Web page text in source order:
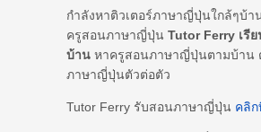
กำลังหาติวเตอร์ภาษาญี่ปุ่นใกล้ๆบ้า
ครูสอนภาษาญี่ปุ่น Tutor Ferry เรี
บ้าน หาครูสอนภาษาญี่ปุ่นตามบ้าน
ภาษาญี่ปุ่นตัวต่อตัว
Tutor Ferry รับสอนภาษาญี่ปุ่น คลิก